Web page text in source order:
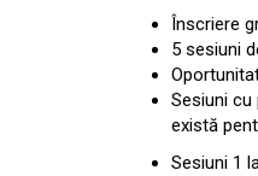
Înscriere
5 sesiuni
Sesiuni
există
Sesiuni 1